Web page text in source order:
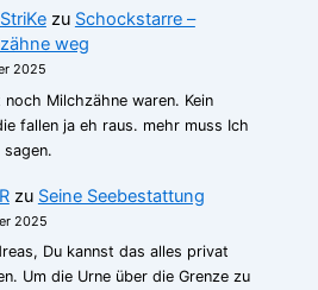
zu Schockstarre –
weg
2025
Milchzähne waren. Kein
fallen ja eh raus. mehr muss Ich
zu Seine Seebestattung
2025
Du kannst das alles privat
Um die Urne über die Grenze zu